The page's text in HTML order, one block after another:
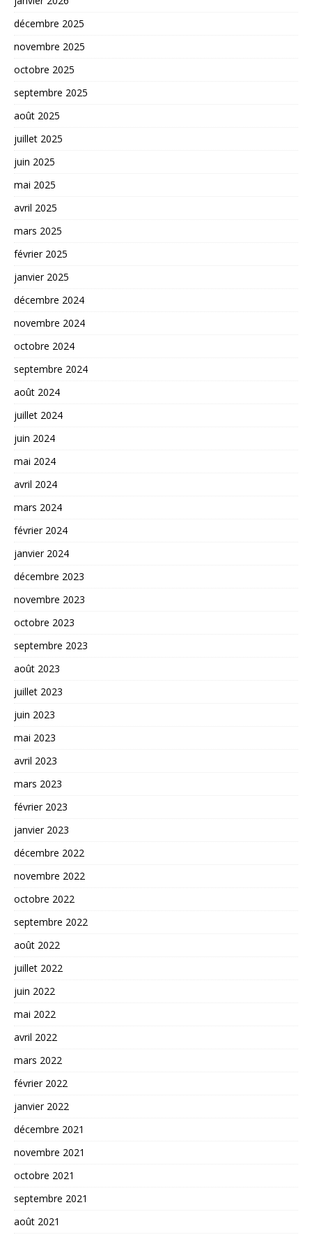
décembre 2025
novembre 2025
octobre 2025
septembre 2025
août 2025
juillet 2025
juin 2025
mai 2025
avril 2025
mars 2025
février 2025
janvier 2025
décembre 2024
novembre 2024
octobre 2024
septembre 2024
août 2024
juillet 2024
juin 2024
mai 2024
avril 2024
mars 2024
février 2024
janvier 2024
décembre 2023
novembre 2023
octobre 2023
septembre 2023
août 2023
juillet 2023
juin 2023
mai 2023
avril 2023
mars 2023
février 2023
janvier 2023
décembre 2022
novembre 2022
octobre 2022
septembre 2022
août 2022
juillet 2022
juin 2022
mai 2022
avril 2022
mars 2022
février 2022
janvier 2022
décembre 2021
novembre 2021
octobre 2021
septembre 2021
août 2021